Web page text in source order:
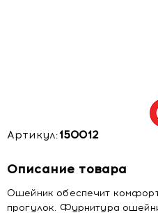
Артикул:150012
Описание товара
Ошейник обеспечит
прогулок. Фурнитура